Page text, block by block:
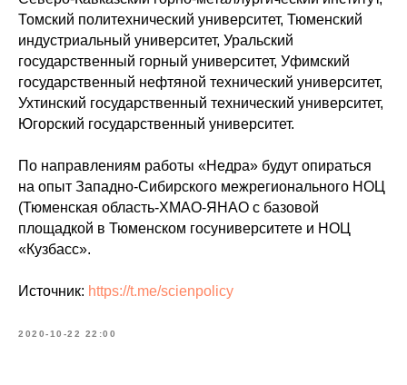
Томский политехнический университет, Тюменский
индустриальный университет, Уральский
государственный горный университет, Уфимский
государственный нефтяной технический университет,
Ухтинский государственный технический университет,
Югорский государственный университет.
По направлениям работы «Недра» будут опираться
на опыт Западно-Сибирского межрегионального НОЦ
(Тюменская область-ХМАО-ЯНАО с базовой
площадкой в Тюменском госуниверситете и НОЦ
«Кузбасс».
Источник: https://t.me/scienpolicy
2020-10-22 22:00